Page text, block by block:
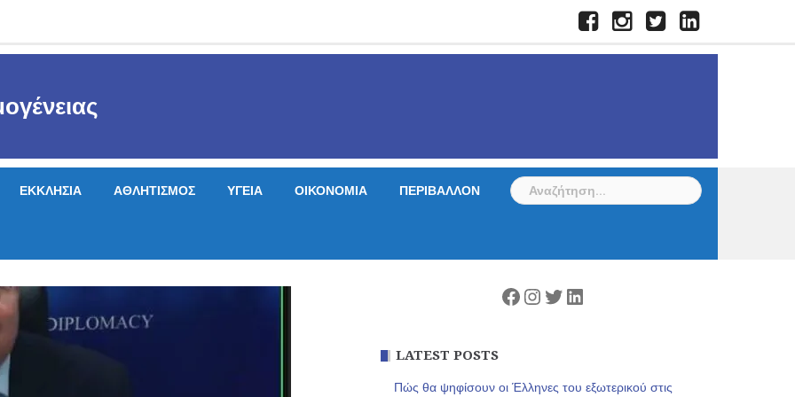
FacebookInstagramTwitterLinkedIn
ΕΚΚΛΗΣΙΑ ΑΘΛΗΤΙΣΜΟΣ ΥΓΕΙΑ ΟΙΚΟΝΟΜΙΑ ΠΕΡΙΒΑΛΛΟΝ
Αναζήτηση
για:
Facebook
Instagram
Twitter
Linkedin
LATEST POSTS
Πώς θα ψηφίσουν οι Έλληνες του εξωτερικού στις